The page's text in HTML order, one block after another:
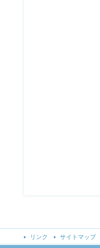
リンク サイトマップ